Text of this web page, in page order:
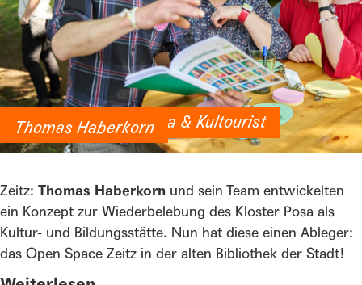
Thomas Haberkorn
Klosterakademie Posa & Kultourist
Zeitz: Thomas Haberkorn und sein Team entwickelten
ein Konzept zur Wiederbelebung des Kloster Posa als
Kultur- und Bildungsstätte. Nun hat diese einen Ableger:
das Open Space Zeitz in der alten Bibliothek der Stadt!